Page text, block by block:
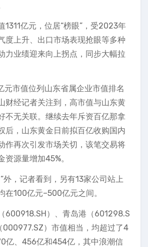
1311亿元，位居“榜眼”，受2023年
度上升、出口市场表现抢眼等多种
力业绩迎来向上拐点，同步大幅拉
元市值位列山东省属企业市值排名
财经记者关注到，高市值与山东黄
不无关联。继续去年斥资百亿那拿
后，山东黄金日前拟百亿收购国内
作再次引发市场关切，该笔交易将
源量增加45%。
外，记者看到，另有13家公司站上
在100亿元–500亿元之间。
600918.SH）、青岛港（601298.S
000977.SZ）市值相当，均超过了4
亿、456亿和454亿，其中浪潮信